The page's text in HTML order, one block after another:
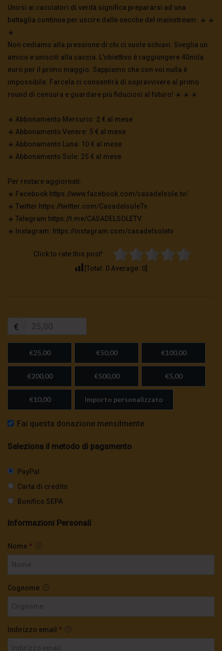
Unirsi ai cacciatori di verità significa prepararsi ad una
battaglia continua per uscire dalle secche del mainstream. ☀️ ☀️
☀️
Non cediamo alla pressione di chi ci vuole schiavi. Sveglia un
amico e unisciti alla caccia. L’obiettivo è raggiungere 40mila
euro per il primo maggio. Sappiamo che con voi nulla è
impossibile. Farcela ci consentirà di sopravvivere al primo
round di censura e guardare più fiduciosi al futuro! ☀️ ☀️ ☀️
☀️ Abbonamento Mercurio: 2 € al mese
☀️ Abbonamento Venere: 5 € al mese
☀️ Abbonamento Luna: 10 € al mese
☀️ Abbonamento Sole: 25 € al mese
Per restare aggiornati:
☀️ Facebook https://www.facebook.com/casadelsole.tv/
☀️ Twitter https://twitter.com/CasadelsoleTv
☀️ Telegram https://t.me/CASADELSOLETV
☀️ Instagram: https://instagram.com/casadelsoletv
Click to rate this post!
[Total: 0 Average: 0
€
€25,00 €50,00 €100,00
€200,00 €500,00 €5,00
€10,00 Importo personalizzato
Fai questa donazione mensilmente
Seleziona il metodo di pagamento
PayPal
Carta di credito
Bonifico SEPA
Informazioni Personali
Nome *
Cognome
Indirizzo email *